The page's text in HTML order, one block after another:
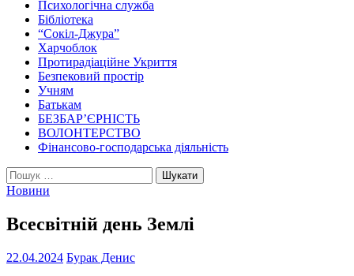
Психологічна служба
Бібліотека
“Сокіл-Джура”
Харчоблок
Протирадіаційне Укриття
Безпековий простір
Учням
Батькам
БЕЗБАР’ЄРНІСТЬ
ВОЛОНТЕРСТВО
Фінансово-господарська діяльність
Пошук:
Новини
Всесвітній день Землі
22.04.2024 Бурак Денис